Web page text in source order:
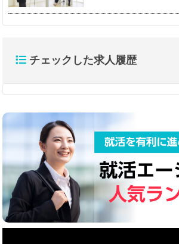
チェックした求人履歴